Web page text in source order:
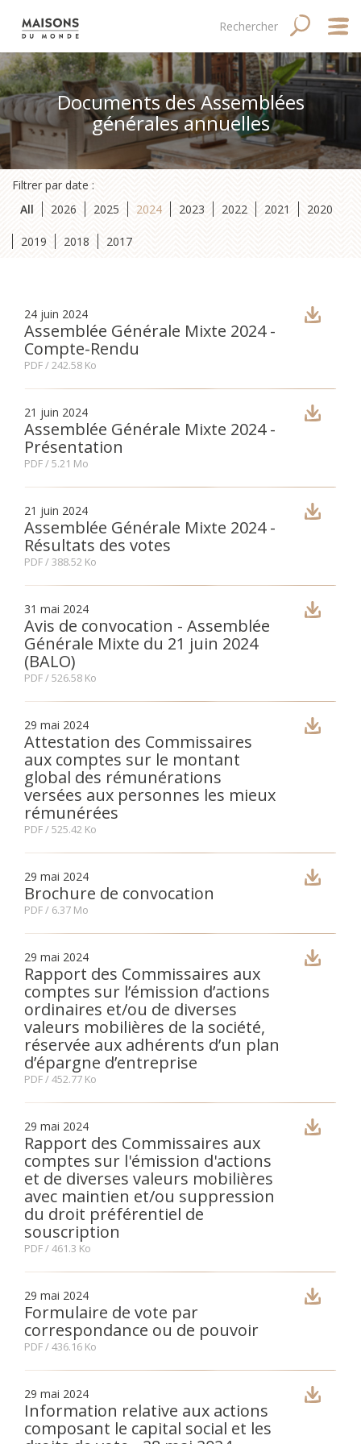
contenu
principal
Main
navigation
mobile Qui
Navigation
principale
Documents des Assemblées
générales annuelles
Filtrer par date :
All
2026 2025 2024 2023 2022 2021 2020
2019 2018 2017
24 juin 2024
Assemblée Générale Mixte 2024 -
Compte-Rendu
PDF/ 242.58 Ko
21 juin 2024
Assemblée Générale Mixte 2024 -
Présentation
PDF/ 5.21 Mo
21 juin 2024
Assemblée Générale Mixte 2024 -
Résultats des votes
PDF/ 388.52 Ko
31 mai 2024
Avis de convocation - Assemblée
Générale Mixte du 21 juin 2024
(BALO)
PDF/ 526.58 Ko
29 mai 2024
Attestation des Commissaires
aux comptes sur le montant
global des rémunérations
versées aux personnes les mieux
rémunérées
PDF/ 525.42 Ko
29 mai 2024
Brochure de convocation
PDF/ 6.37 Mo
29 mai 2024
Rapport des Commissaires aux
comptes sur l’émission d’actions
ordinaires et/ou de diverses
valeurs mobilières de la société,
réservée aux adhérents d’un plan
d’épargne d’entreprise
PDF/ 452.77 Ko
29 mai 2024
Rapport des Commissaires aux
comptes sur l'émission d'actions
et de diverses valeurs mobilières
avec maintien et/ou suppression
du droit préférentiel de
souscription
PDF/ 461.3 Ko
29 mai 2024
Formulaire de vote par
correspondance ou de pouvoir
PDF/ 436.16 Ko
29 mai 2024
Information relative aux actions
composant le capital social et les